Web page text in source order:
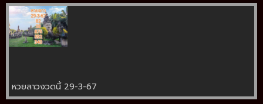
หวยลาวงวดนี้ 29-3-67